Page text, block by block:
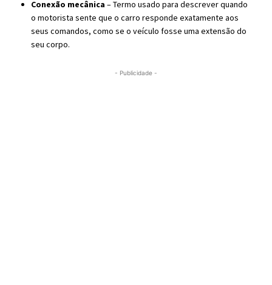
Conexão mecânica – Termo usado para descrever quando
o motorista sente que o carro responde exatamente aos
seus comandos, como se o veículo fosse uma extensão do
seu corpo.
- Publicidade -